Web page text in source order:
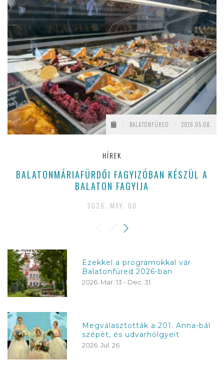
BALATONFÜRED 2026.05.08.
HÍREK
BALATONMÁRIAFÜRDŐI FAGYIZÓBAN KÉSZÜL A
BALATON FAGYIJA
2026. MAY. 08
Ezekkel a programokkal vár
Balatonfüred 2026-ban
2026. Mar. 13 - Dec. 31.
Megválasztották a 201. Anna-bál
szépét, és udvarhölgyeit
2026. Jul. 26